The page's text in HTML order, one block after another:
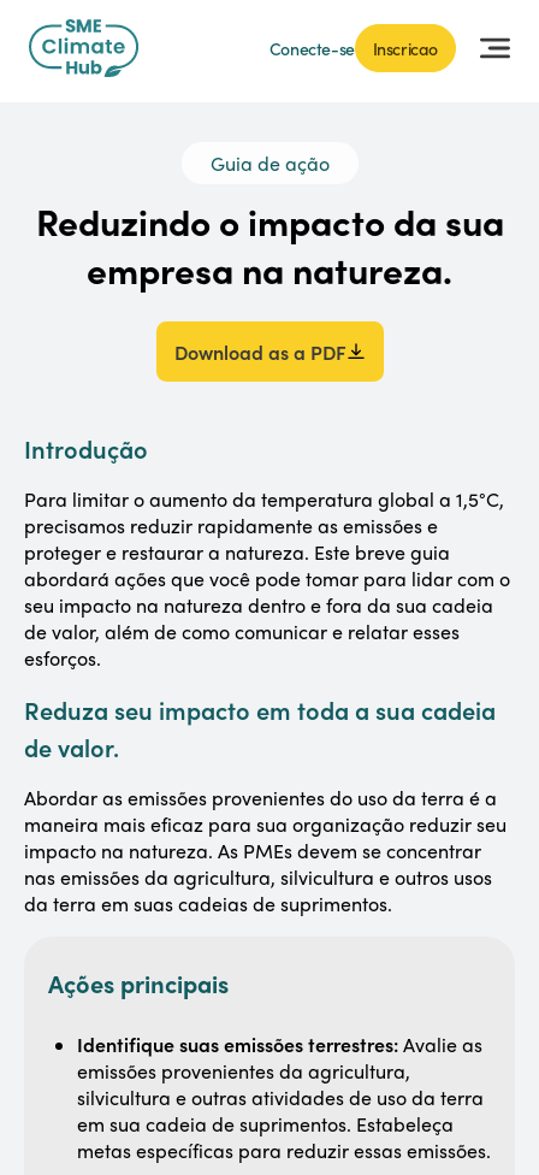
Conecte-se Inscricao
Guia de ação
Reduzindo o impacto da sua
empresa na natureza.
Download as a PDF
Introdução
Para limitar o aumento da temperatura global a 1,5°C,
precisamos reduzir rapidamente as emissões e
proteger e restaurar a natureza. Este breve guia
abordará ações que você pode tomar para lidar com o
seu impacto na natureza dentro e fora da sua cadeia
de valor, além de como comunicar e relatar esses
esforços.
Reduza seu impacto em toda a sua cadeia
de valor.
Abordar as emissões provenientes do uso da terra é a
maneira mais eficaz para sua organização reduzir seu
impacto na natureza. As PMEs devem se concentrar
nas emissões da agricultura, silvicultura e outros usos
da terra em suas cadeias de suprimentos.
Ações principais
Identifique suas emissões terrestres:Avalie as
emissões provenientes da agricultura,
silvicultura e outras atividades de uso da terra
em sua cadeia de suprimentos. Estabeleça
metas específicas para reduzir essas emissões.